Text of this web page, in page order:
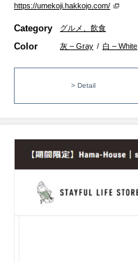
https://umekoji.hakkojo.com/
Category グルメ、飲食
Color 灰 – Gray / 白 – White
> Detail